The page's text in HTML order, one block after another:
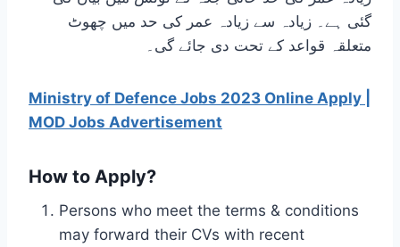
گئی ہے۔ زیادہ سے زیادہ عمر کی حد میں چھوٹ
متعلقہ قواعد کے تحت دی جائے گی۔
Ministry of Defence Jobs 2023 Online Apply |
MOD Jobs Advertisement
How to Apply?
Persons who meet the terms & conditions
may forward their CVs with recent